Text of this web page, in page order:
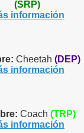
(SRP)
información
Cheetah (DEP)
información
Coach (TRP)
información